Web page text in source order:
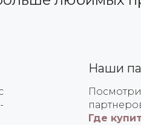
Наши
Где